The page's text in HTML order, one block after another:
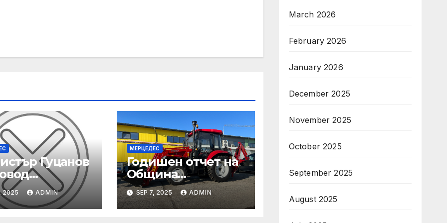
Гуцанов
инспектори
Заставам
2025 ADMIN
МЕРЦЕДЕС
Годишен отчет на
Община
Благоевград за
2024 година:
Стабилно
SEP 7, 2025 ADMIN
March 2026
February 2026
January 2026
December 2025
November 2025
October 2025
September 2025
August 2025